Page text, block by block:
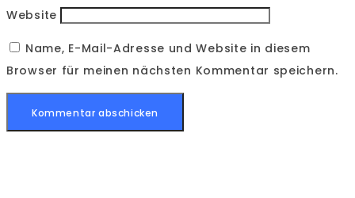
Website
Name, E-Mail-Adresse und Website in diesem
Browser für meinen nächsten Kommentar speichern.